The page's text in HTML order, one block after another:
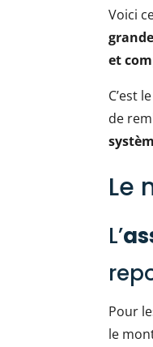
Voici
et
C’est
de
Le
L’
Pour
le